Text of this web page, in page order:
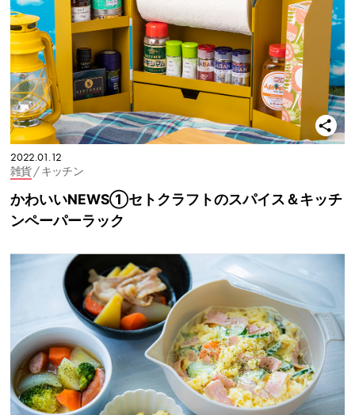
2022.01.12
雑貨/ キッチン
かわいいNEWS①セトクラフトのスパイス＆キッチ
ンペーパーラック